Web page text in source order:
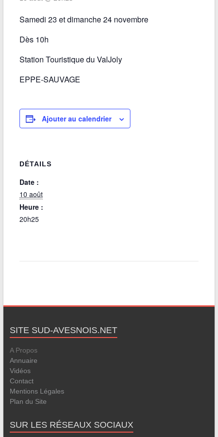
Samedi 23 et dimanche 24 novembre
Dès 10h
Station Touristique du ValJoly
EPPE-SAUVAGE
Ajouter au calendrier
DÉTAILS
Date :
10 août
Heure :
20h25
SITE SUD-AVESNOIS.NET
A Propos
Annuaire
Vidéos
Contact
Mentions Légales
Plan du Site
SUR LES RÉSEAUX SOCIAUX